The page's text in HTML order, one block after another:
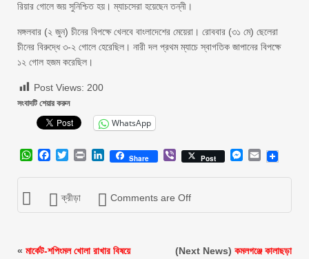
রিয়ার গোলে জয় সুনিশ্চিত হয়। ম্যাচসেরা হয়েছেন তন্নী।
মঙ্গলবার (২ জুন) চীনের বিপক্ষে খেলবে বাংলাদেশের মেয়েরা। রোববার (৩১ মে) ছেলেরা
চীনের বিরুদ্ধে ৩-২ গোলে হেরেছিল। নারী দল প্রথম ম্যাচে স্বাগতিক জাপানের বিপক্ষে
১২ গোল হজম করেছিল।
Post Views: 200
সংবাদটি শেয়ার করুন
WhatsApp
WhatsApp
Facebook
Twitter
Print LinkedIn
Share ViberPost Messenger
Email
ক্রীড়া Comments are Off
« মার্কেট-শপিংমল খোলা রাখার বিষয়ে
(Next News) কমলগঞ্জে কালাছড়া